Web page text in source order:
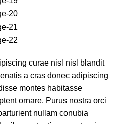
curae nisl nisl blandit
a cras donec adipiscing
montes habitasse
ornare. Purus nostra orci
nullam conubia